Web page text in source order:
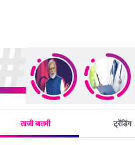
ताजी बातमी ट्रेंडिंग